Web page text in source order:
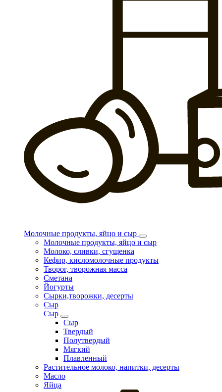
Молочные продукты, яйцо и сыр
Молочные продукты, яйцо и сыр
Молоко, сливки, сгущенка
Кефир, кисломолочные продукты
Творог, творожная масса
Сметана
Йогурты
Сырки,творожки, десерты
Сыр
Сыр
Сыр
Твердый
Полутвердый
Мягкий
Плавленный
Растительное молоко, напитки, десерты
Масло
Яйца